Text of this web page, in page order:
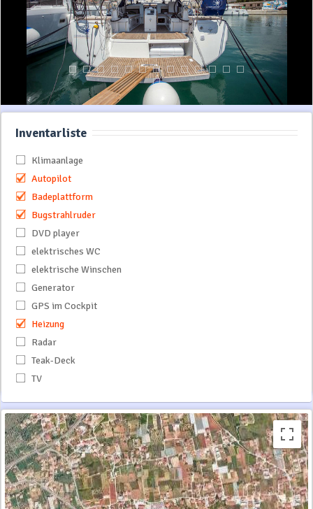
Inventarliste
Klimaanlage
Autopilot
Badeplattform
Bugstrahlruder
DVD player
elektrisches WC
elektrische Winschen
Generator
GPS im Cockpit
Heizung
Radar
Teak-Deck
TV